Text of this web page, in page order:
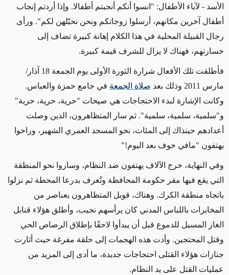
الأسد - لآباء الأطفال: "انسوا أنكم أنجبتم أطفالا. وإذا أردتم إنجاب
أطفال آخرين مكانهم، أرسلوا زوجاتكم ونحن نحبّلهن لكم". ورأى
رجال القبيلة المحلية في هذا الكلام إهانة كبيرة تضاف إلى
خسارتهم، فهناك لا يزال للشرف قيمة كبيرة.
فأطلقت تلك الأفعال شرارة الثورة الأولى يوم الجمعة 18 آذار/
مارس 2011 وذلك بعد
صلاة الجمعة في جامع حمزة والعباس.
وكانت الإشارة لبدء الاحتجاجات هي صيحات "حرية، حرية، حرية"
و"سلمية، سلمية، سلمية". ثم سار المتظاهرون، الذين وصلت
أعدادهم حينذاك إلى المئات، نحو المسجد العمري الشهير، وراحوا
يهتفون "مافي خوف بعد اليوم!"
وفي النهاية، خرج الآلاف يهتفون ضد النظام، وساروا نحو المنطقة
التي يقع فيها مقر حكومة المحافظة وتُعرف بدرعا المحطة ثم نزلوا
باتجاه منطقة الكرك. وهناك، قوبل المتظاهرون بعناصر من
المخابرات باللباس المدني كان يرأسهم نجيب، وأطلق هؤلاء قنابل
الغاز المسيل للدموع قبل أن يبدأوا لاحقًا بإطلاق الرصاص الحي
وقتل المحتجين. وأدت هذه الهجمات إلى حلقة مفرغة حيث أثارت
جنازات هؤلاء القتلى احتجاجات جديدة، ما أدى إلى المزيد من
عمليات القتل على يد النظام.